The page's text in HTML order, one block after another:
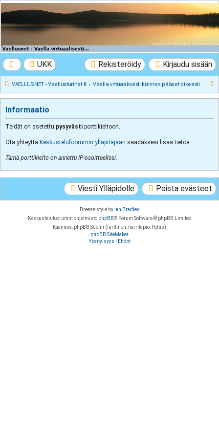
VAELLUSNET -
Vaellusturinat II
UKK Kirjaudu sisään
Rekisteröidy
VAELLUSNET - Vaellusturinat II Vaella virtuaalisesti kunnes pääset oikeasti
Informaatio
Teidät on asetettu pysyvästi porttikieltoon.
Ota yhteyttä Keskustelufoorumin ylläpitäjään saadaksesi lisää tietoa.
Tämä porttikielto on annettu IP-osoitteellesi.
Poista evästeet
Viesti Ylläpidolle
Breeze style by Ian Bradley
Keskustelufoorumin ohjelmisto phpBB® Forum Software © phpBB Limited
Käännös: phpBB Suomi (lurttinen, harritapio, Pettis)
phpBB SiteMaker
Yksityisyys
Ehdot